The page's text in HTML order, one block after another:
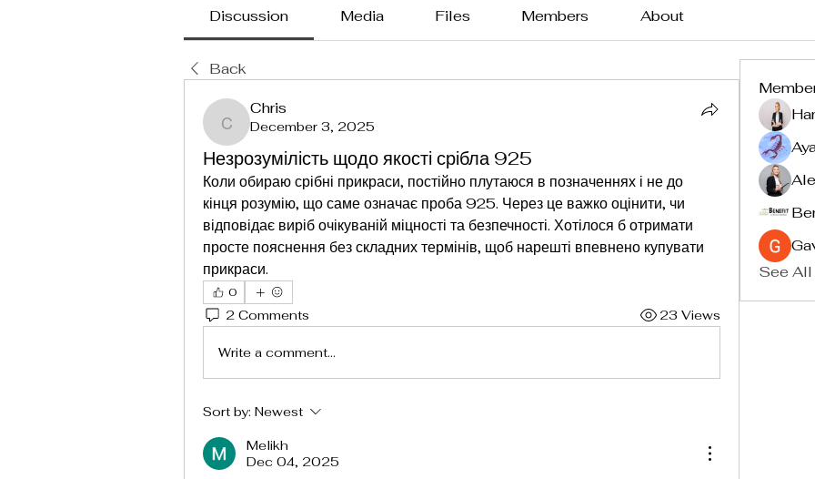
Discussion Media Files Members About
Back
Chris
Chris
December 3, 2025
Незрозумілість щодо якості срібла 925
Коли обираю срібні прикраси, постійно плутаюся в позначеннях і не до
кінця розумію, що саме означає проба 925. Через це важко оцінити, чи
відповідає виріб очікуваній міцності та безпечності. Хотілося б отримати
просте пояснення без складних термінів, щоб нарешті впевнено купувати
прикраси.
0
2 Comments 23 Views
Write a comment...
Sort by: Newest
Melikh
Dec 04, 2025
See